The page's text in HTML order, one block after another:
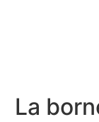
La